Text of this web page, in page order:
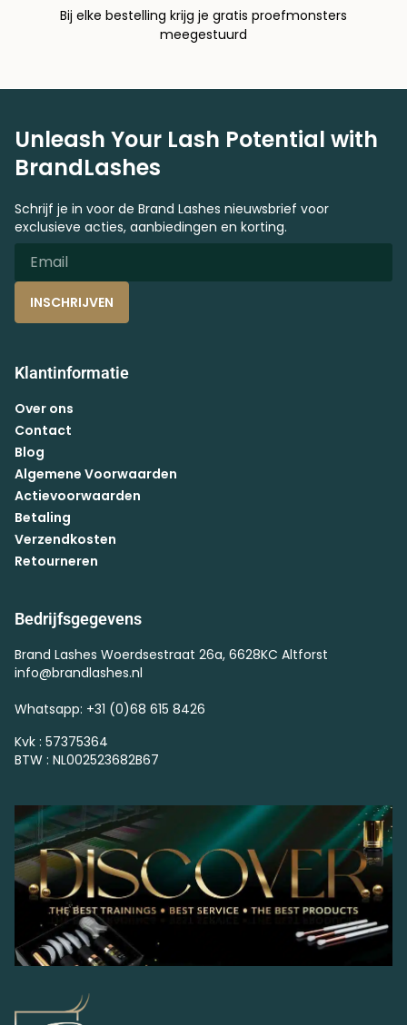
Bij elke bestelling krijg je gratis proefmonsters
meegestuurd
Unleash Your Lash Potential with
BrandLashes
Schrijf je in voor de Brand Lashes nieuwsbrief voor
exclusieve acties, aanbiedingen en korting.
INSCHRIJVEN
Klantinformatie
Over ons
Contact
Blog
Algemene Voorwaarden
Actievoorwaarden
Betaling
Verzendkosten
Retourneren
Bedrijfsgegevens
Brand Lashes Woerdsestraat 26a, 6628KC Altforst
info@brandlashes.nl
Whatsapp: +31 (0)68 615 8426
Kvk : 57375364
BTW : NL002523682B67